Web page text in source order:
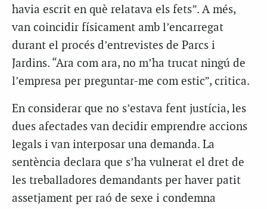
havia escrit en què relatava els fets”. A més,
van coincidir físicament amb l’encarregat
durant el procés d’entrevistes de Parcs i
Jardins. “Ara com ara, no m’ha trucat ningú de
l’empresa per preguntar-me com estic”, critica.
En considerar que no s’estava fent justícia, les
dues afectades van decidir emprendre accions
legals i van interposar una demanda. La
sentència declara que s’ha vulnerat el dret de
les treballadores demandants per haver patit
assetjament per raó de sexe i condemna